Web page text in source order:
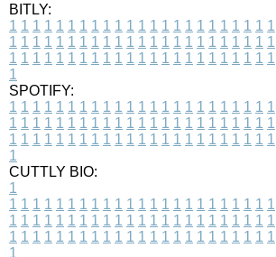
BITLY:
1 1 1 1 1 1 1 1 1 1 1 1 1 1 1 1 1 1 1 1 1 1 1
1 1 1 1 1 1 1 1 1 1 1 1 1 1 1 1 1 1 1 1 1 1 1
1 1 1 1 1 1 1 1 1 1 1 1 1 1 1 1 1 1 1 1 1 1 1
1
SPOTIFY:
1 1 1 1 1 1 1 1 1 1 1 1 1 1 1 1 1 1 1 1 1 1 1
1 1 1 1 1 1 1 1 1 1 1 1 1 1 1 1 1 1 1 1 1 1 1
1 1 1 1 1 1 1 1 1 1 1 1 1 1 1 1 1 1 1 1 1 1 1
1
CUTTLY BIO:
1
1 1 1 1 1 1 1 1 1 1 1 1 1 1 1 1 1 1 1 1 1 1 1
1 1 1 1 1 1 1 1 1 1 1 1 1 1 1 1 1 1 1 1 1 1 1
1 1 1 1 1 1 1 1 1 1 1 1 1 1 1 1 1 1 1 1 1 1 1
1